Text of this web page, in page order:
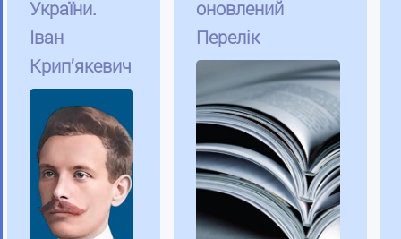
України.
Іван
Крип’якевич
оновлений
Перелік